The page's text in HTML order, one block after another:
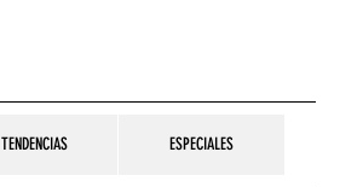
TENDENCIAS ESPECIALES